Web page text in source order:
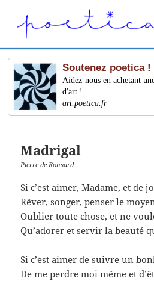
Soutenez poetica !
Aidez-nous en achetant
d'art !
art.poetica.fr
Madrigal
Pierre de Ronsard
Si c’est aimer, Madame, et de
Rêver, songer, penser le
Oublier toute chose, et ne
Qu’adorer et servir la beauté
Si c’est aimer de suivre un
De me perdre moi même et